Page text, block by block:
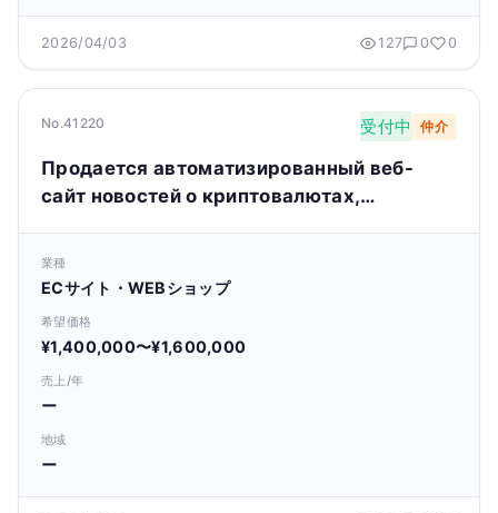
2026/04/03 127 0 0
No.41220 受付中 仲介
Продается автоматизированный веб-
сайт новостей о криптовалютах,
業種
ECサイト・WEBショップ
希望価格
¥1,400,000〜¥1,600,000
売上/年
ー
地域
ー